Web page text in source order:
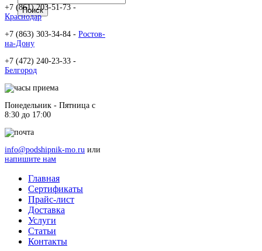
+7 (861) 203-51-73 -
Краснодар
+7 (863) 303-34-84 - Ростов-
на-Дону
+7 (472) 240-23-33 -
Белгород
Понедельник - Пятница c
8:30 до 17:00
info@podshipnik-mo.ru или
напишите нам
Главная
Сертификаты
Прайс-лист
Доставка
Услуги
Статьи
Контакты